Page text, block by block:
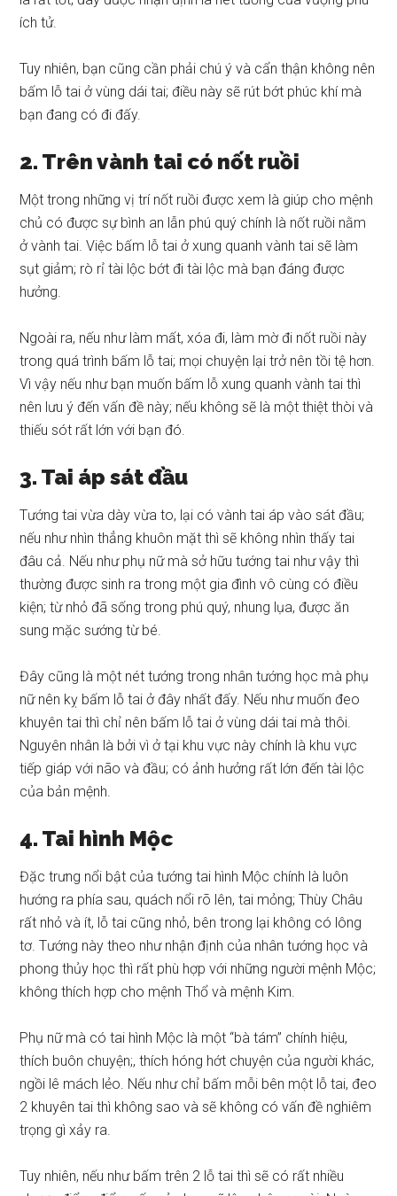
ích tử.
Tuy nhiên, bạn cũng cần phải chú ý và cẩn thận không nên
bấm lỗ tai ở vùng dái tai; điều này sẽ rút bớt phúc khí mà
bạn đang có đi đấy.
2. Trên vành tai có nốt ruồi
Một trong những vị trí nốt ruồi được xem là giúp cho mệnh
chủ có được sự bình an lẫn phú quý chính là nốt ruồi nằm
ở vành tai. Việc bấm lỗ tai ở xung quanh vành tai sẽ làm
sụt giảm; rò rỉ tài lộc bớt đi tài lộc mà bạn đáng được
hưởng.
Ngoài ra, nếu như làm mất, xóa đi, làm mờ đi nốt ruồi này
trong quá trình bấm lỗ tai; mọi chuyện lại trở nên tồi tệ hơn.
Vì vậy nếu như bạn muốn bấm lỗ xung quanh vành tai thì
nên lưu ý đến vấn đề này; nếu không sẽ là một thiệt thòi và
thiếu sót rất lớn với bạn đó.
3. Tai áp sát đầu
Tướng tai vừa dày vừa to, lại có vành tai áp vào sát đầu;
nếu như nhìn thẳng khuôn mặt thì sẽ không nhìn thấy tai
đâu cả. Nếu như phụ nữ mà sở hữu tướng tai như vậy thì
thường được sinh ra trong một gia đình vô cùng có điều
kiện; từ nhỏ đã sống trong phú quý, nhung lụa, được ăn
sung mặc sướng từ bé.
Đây cũng là một nét tướng trong nhân tướng học mà phụ
nữ nên kỵ bấm lỗ tai ở đây nhất đấy. Nếu như muốn đeo
khuyên tai thì chỉ nên bấm lỗ tai ở vùng dái tai mà thôi.
Nguyên nhân là bởi vì ở tại khu vực này chính là khu vực
tiếp giáp với não và đầu; có ảnh hưởng rất lớn đến tài lộc
của bản mệnh.
4. Tai hình Mộc
Đặc trưng nổi bật của tướng tai hình Mộc chính là luôn
hướng ra phía sau, quách nổi rõ lên, tai mỏng; Thùy Châu
rất nhỏ và ít, lỗ tai cũng nhỏ, bên trong lại không có lông
tơ. Tướng này theo như nhận định của nhân tướng học và
phong thủy học thì rất phù hợp với những người mệnh Mộc;
không thích hợp cho mệnh Thổ và mệnh Kim.
Phụ nữ mà có tai hình Mộc là một “bà tám” chính hiệu,
thích buôn chuyện;, thích hóng hớt chuyện của người khác,
ngồi lê mách lẻo. Nếu như chỉ bấm mỗi bên một lỗ tai, đeo
2 khuyên tai thì không sao và sẽ không có vấn đề nghiêm
trọng gì xảy ra.
Tuy nhiên, nếu như bấm trên 2 lỗ tai thì sẽ có rất nhiều